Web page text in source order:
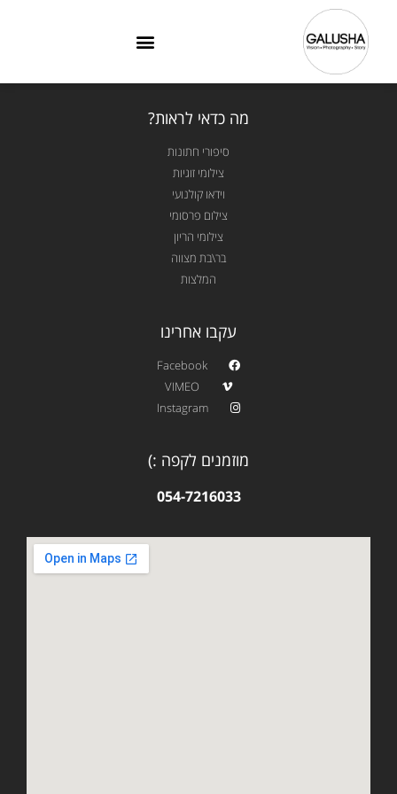
מה כדאי לראות?
סיפורי חתונות
צילומי זוגיות
וידאו קולנועי
צילום פרסומי
צילומי הריון
בר\בת מצווה
המלצות
עקבו אחרינו
Facebook
VIMEO
Instagram
מוזמנים לקפה :)
054-7216033